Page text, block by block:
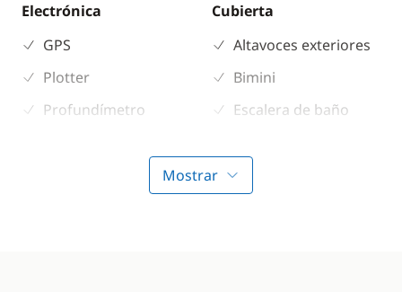
Electrónica
GPS
Plotter
Profundímetro
Cubierta
Altavoces exteriores
Bimini
Escalera de baño
Sprayhood
Mostrar